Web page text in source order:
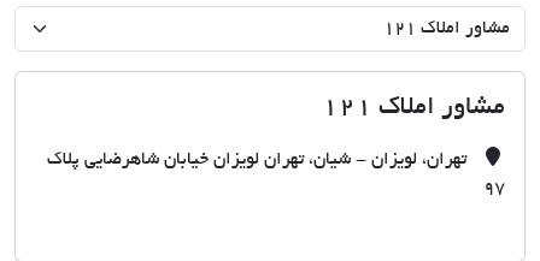
مشاور املاک 121
تهران، لویزان - شیان، تهران لویزان خیابان شاهرضایی پلاک
97